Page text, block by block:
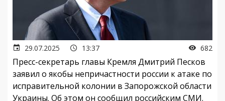
29.07.2025 13:37 682
Пресс-секретарь главы Кремля Дмитрий Песков
заявил о якобы непричастности россии к атаке по
исправительной колонии в Запорожской области
Украины. Об этом он сообщил российским СМИ.